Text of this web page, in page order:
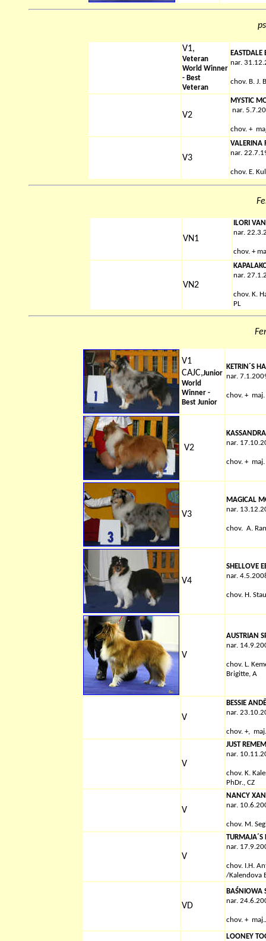
V1,
Veteran
World Winner
- Best
Veteran
nar.
chov. B. J.
V2
MYSTIC
nar.
chov. +
V3
VALERINA
nar.
chov. E.
VN1
ILORI
nar.
chov. +
VN2
nar.
chov. K.
PL
V1
CAJC,Junior
World
Winner -
Best Junior
KETRIN´S
nar.
chov. + maj.
V2
nar.
chov. +
V3
MAGICAL
nar.
chov. A.
V4
SHELLOVE
nar.
chov. H.
V
AUSTRIAN
nar.
chov. L.
Brigitte, A
V
BESSIE
nar.
chov. +,
V
JUST
nar.
chov. K.
PhDr., CZ
V
NANCY
nar.
chov. M.
V
TURMAJA´S
nar.
chov. I.H.
/Kalendova
VD
BAŚNIOWA
nar.
chov. +
LOONEY